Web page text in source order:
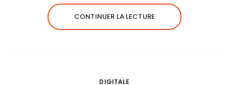
CONTINUER LA LECTURE
DIGITALE